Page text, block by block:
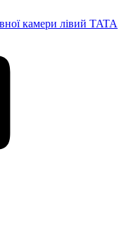
камери лівий TATA